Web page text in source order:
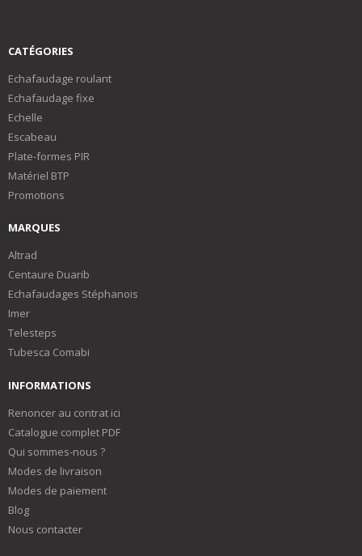
CATÉGORIES
Echafaudage roulant
Echafaudage fixe
Echelle
Escabeau
Plate-formes PIR
Matériel BTP
Promotions
MARQUES
Altrad
Centaure Duarib
Echafaudages Stéphanois
Imer
Telesteps
Tubesca Comabi
INFORMATIONS
Renoncer au contrat ici
Catalogue complet PDF
Qui sommes-nous ?
Modes de livraison
Modes de paiement
Blog
Nous contacter